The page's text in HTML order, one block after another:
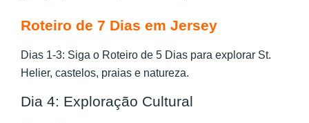
Roteiro de 7 Dias em Jersey
Dias 1-3: Siga o Roteiro de 5 Dias para explorar St.
Helier, castelos, praias e natureza.
Dia 4: Exploração Cultural